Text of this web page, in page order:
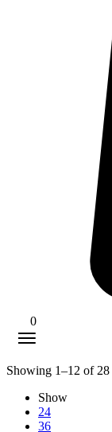
0
Showing 1–12 of 28
Show
24
36